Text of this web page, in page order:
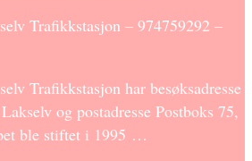
Trafikkstasjon – 974759292 –
Trafikkstasjon har besøksadresse
og postadresse Postboks 75,
ble stiftet i 1995 …